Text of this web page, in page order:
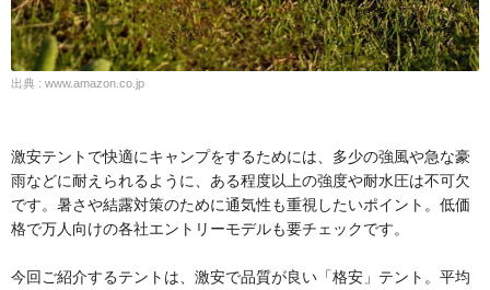
出典 : www.amazon.co.jp
激安テントで快適にキャンプをするためには、多少の強風や急な豪
雨などに耐えられるように、ある程度以上の強度や耐水圧は不可欠
です。暑さや結露対策のために通気性も重視したいポイント。低価
格で万人向けの各社エントリーモデルも要チェックです。
今回ご紹介するテントは、激安で品質が良い「格安」テント。平均